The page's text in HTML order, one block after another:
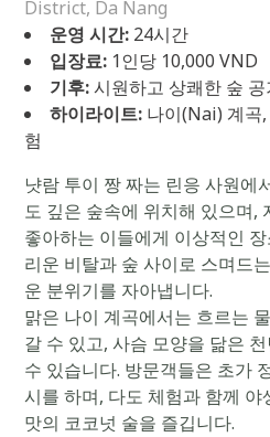
District, Da Nang
운영 시간: 24시간
입장료: 1인당 10,000 VND
기후:시원하고 상쾌한 숲 공
하이라이트: 나이(Nai) 계곡,
험
냣람 투이 짱 짜는 린응 사원에
도 깊은 숲속에 위치해 있으며,
좋아하는 이들에게 이상적인
리운 비탈과 숲 사이로 스며드
운 분위기를 자아냅니다.
맑은 나이 계곡에서는 흐르는
갈 수 있고, 사슴 모양을 닮은
수 있습니다. 방문객들은 초가
시를 하며, 다도 체험과 함께
맛의 코코넛 술을 즐깁니다.